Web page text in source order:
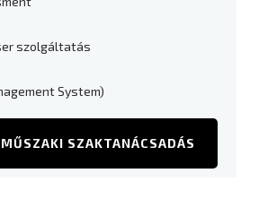
szolgáltatás
System)
SZAKTANÁCSADÁS